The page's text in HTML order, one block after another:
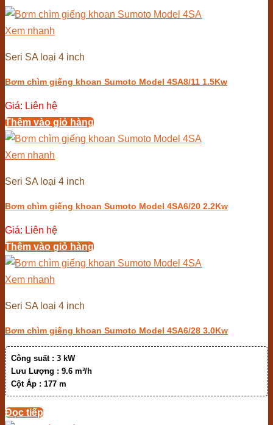
Xem nhanh
Seri SA loại 4 inch
Bơm chìm giếng khoan Sumoto Model 4SA8/11 1.5Kw
Giá: Liên hệ
Thêm vào giỏ hàng
Xem nhanh
Seri SA loại 4 inch
Bơm chìm giếng khoan Sumoto Model 4SA6/20 2.2Kw
Giá: Liên hệ
Thêm vào giỏ hàng
Xem nhanh
Seri SA loại 4 inch
Bơm chìm giếng khoan Sumoto Model 4SA6/28 3.0Kw
Công suất : 3 kW
Lưu Lượng : 9.6 m³/h
Cột Áp : 177 m
Đọc tiếp